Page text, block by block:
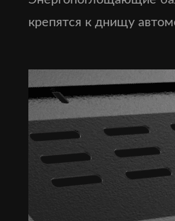
крепятся к днищу